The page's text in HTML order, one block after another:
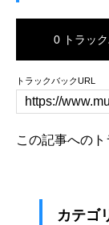
0 トラッ
トラックバックURL
この記事へのト
カテゴ